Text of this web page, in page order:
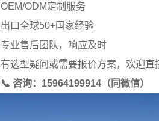
OEM/ODM定制服务
出口全球50+国家经验
专业售后团队，响应及时
有选型疑问或需要报价方案，欢迎直
📞 咨询：15964199914（同微信）